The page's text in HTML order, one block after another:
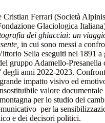
Cristian Ferrari (Società
Glaciologica
dei ghiacciai: un
in cui sono messi a
Sella eseguiti nel 1891 a
gruppo Adamello-Presanella
degli anni 2022-2023.
impatto visivo ed
valore documentale
per lo studio dei
per la
e dei decisori politici.